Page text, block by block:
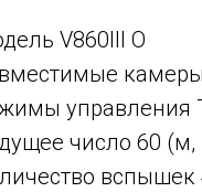
V860III O
управления
число 60 (м,